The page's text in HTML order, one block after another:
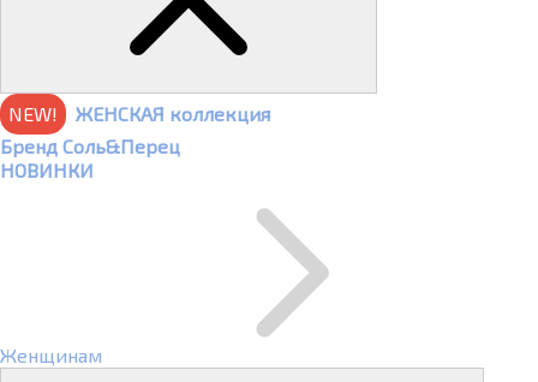
NEW!
ЖЕНСКАЯ коллекция
Бренд Соль&Перец
НОВИНКИ
Женщинам